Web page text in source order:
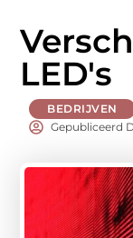
LED's
BEDRIJVEN
Gepubliceerd